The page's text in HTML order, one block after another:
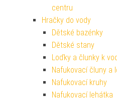
centru
Hračky do vody
Dětské bazénky
Dětské stany
Loďky a člunky k
Nafukovací čluny a
Nafukovací kruhy
Nafukovací lehátka